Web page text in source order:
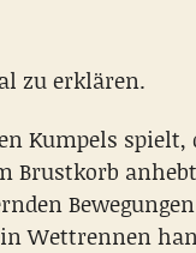
zu erklären.
Kumpels
Brustkorb
Wettrennen